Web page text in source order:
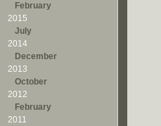
February
2015
July
2014
December
2013
October
2012
February
2011